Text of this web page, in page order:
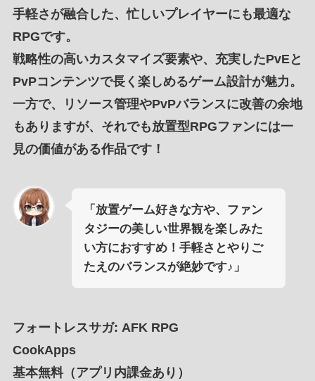
手軽さが融合した、忙しいプレイヤーにも最適な
RPGです。
戦略性の高いカスタマイズ要素や、 充実したPvEと
PvPコンテンツで長く楽しめるゲーム設計が魅力。
一方で、
リソース管理やPvPバランスに改善の余地
もありますが、それでも放置型RPGファンには一
見の価値がある作品です！
「放置ゲーム好きな方や、ファン
タジーの美しい世界観を楽しみた
い方におすすめ！手軽さとやりご
たえのバランスが絶妙です♪」
フォートレスサガ: AFK RPG
CookApps
基本無料（アプリ内課金あり）